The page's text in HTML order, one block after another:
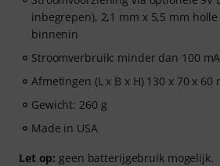
inbegrepen), 2,1 mm x 5,5 mm
binnenin
Stroomverbruik: minder dan 100 mA
Afmetingen (L x B x H) 130 x 70 x 60
Gewicht: 260 g
Made in USA
Let op: geen batterijgebruik mogelijk.